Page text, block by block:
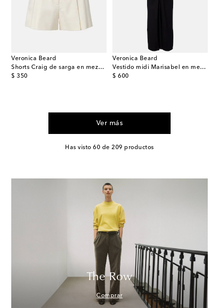
Veronica Beard
Shorts Craig de sarga en mezcla de algodón
$ 350
original price
Veronica Beard
Vestido midi Marisabel en mezcla de algodón
$ 600
original price
Ver más
Has visto 60 de 209 productos
The Row
Comprar